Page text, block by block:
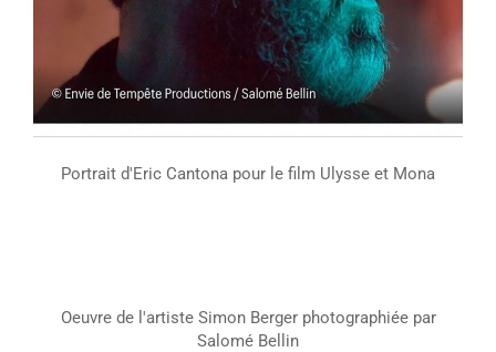
Portrait d'Eric Cantona pour le film Ulysse et Mona
Oeuvre de l'artiste Simon Berger photographiée par
Salomé Bellin